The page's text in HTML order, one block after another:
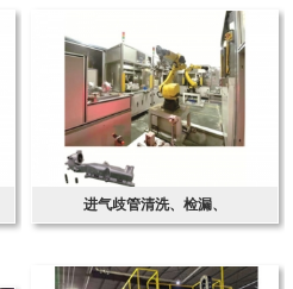
进气歧管清洗、检漏、